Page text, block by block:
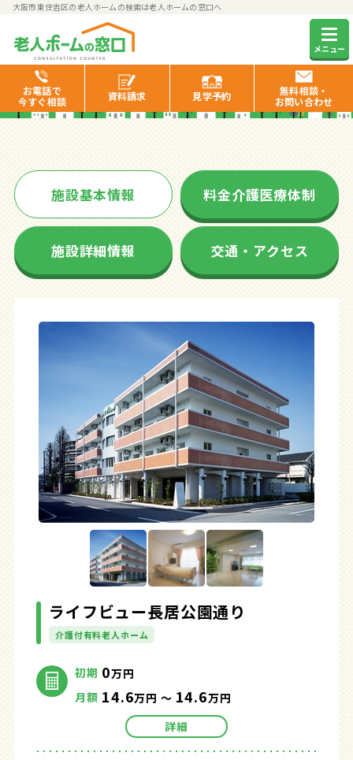
大阪市東住吉区の老人ホームの検索は老人ホームの窓口へ
メニュー
お電話で
今すぐ相談
資料請求 見学予約
無料相談・
お問い合わせ
ライフビュー長居公園通り
施設基本情報 料金介護医療体制
施設詳細情報 交通・アクセス
ライフビュー長居公園通り
介護付有料老人ホーム
初期 0万円
月額 14.6万円 ～ 14.6万円
詳細